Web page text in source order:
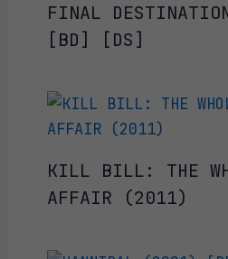
FINAL
[BD] [DS]
KILL BILL: THE
AFFAIR (2011)